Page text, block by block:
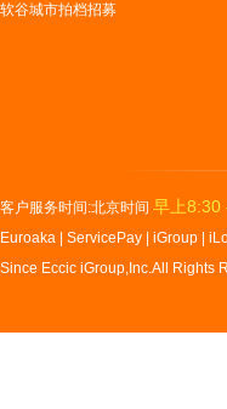
软谷城市拍档招募
客户服务时间:北京时间 早上8:30
Euroaka ServicePay iGroup
Since Eccic iGroup,Inc.All Rights